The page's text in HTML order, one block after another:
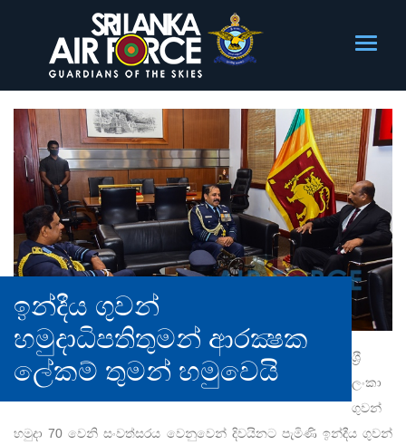
ඉන්දීය ගුවන්
හමුදාධිපතිතුමන් ආරක්‍ෂක
ලේකම් තුමන් හමුවෙයි
ශ‍්‍රී
ලංකා
ගුවන්
හමුදා 70 වෙනි සංවත්සරය වෙනුවෙන් දිවයිනට පැමිණි ඉන්දීය ගුවන්